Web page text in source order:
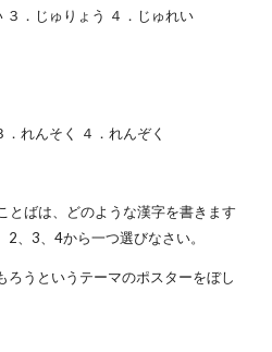
３．じゅりょう ４．じゅれい
れんそく ４．れんぞく
とばは、どのような漢字を書きます
、3、4から一つ選びなさい。
ろうというテーマのポスターをぼし